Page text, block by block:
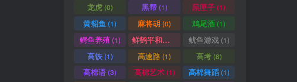
龙虎(0) 黑帮(1) 黑匣子(1)
黄貂鱼 (1) 麻将胡 (0) 鸡尾酒(1)
鳄鱼养殖(1) 鲜鹤平和赏 鱿鱼游戏(1)
高铁(1) 高速路(1) 高考(8)
高棉语(3) 高棉艺术(1) 高棉舞蹈(1)